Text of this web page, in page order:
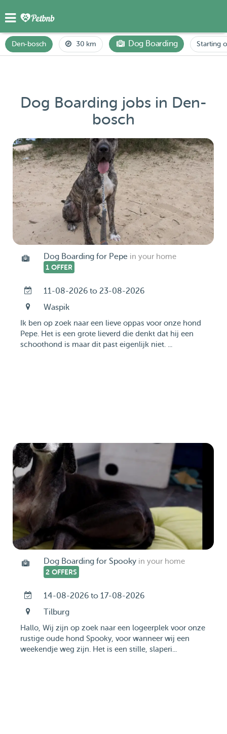
Den-bosch 30 km Dog Boarding Starting
Dog Boarding jobs in Den-
bosch
Dog Boarding for Pepe in your home
1 OFFER
11-08-2026 to 23-08-2026
Waspik
Ik ben op zoek naar een lieve oppas voor onze hond
Pepe. Het is een grote lieverd die denkt dat hij een
schoothond is maar dit past eigenlijk niet. ...
Dog Boarding for Spooky in your home
2 OFFERS
14-08-2026 to 17-08-2026
Tilburg
Hallo, Wij zijn op zoek naar een logeerplek voor onze
rustige oude hond Spooky, voor wanneer wij een
weekendje weg zijn. Het is een stille, slaperi...